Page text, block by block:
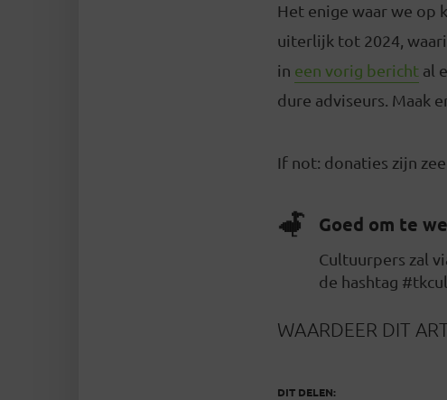
Het enige waar we op
uiterlijk tot 2024,
in een vorig bericht al
dure adviseurs. Maak
If not: donaties zijn
Goed om te
Cultuurpers zal
de hashtag
WAARDEER DIT
DIT DELEN: